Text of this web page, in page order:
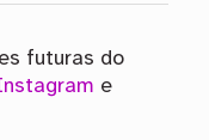
futuras do
e